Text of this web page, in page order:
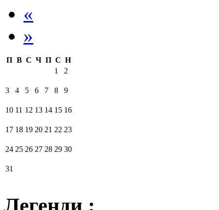
«
»
П В С Ч П С Н
1
2
3 4 5 6 7 8 9
10 11 12 13 14 15 16
17 18 19 20 21 22 23
24 25 26 27 28 29 30
31
Легенди :